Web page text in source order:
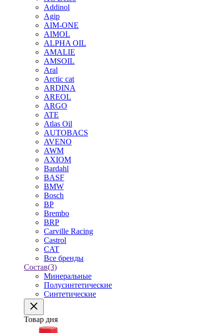
Addinol
Agip
AIM-ONE
AIMOL
ALPHA OIL
AMALIE
AMSOIL
Aral
Arctic cat
ARDINA
AREOL
ARGO
ATE
Atlas Oil
AUTOBACS
AVENO
AWM
AXIOM
Bardahl
BASF
BMW
Bosch
BP
Brembo
BRP
Carville Racing
Castrol
CAT
Все бренды
Состав(3)
Минеральные
Полусинтетические
Синтетические
Товар дня